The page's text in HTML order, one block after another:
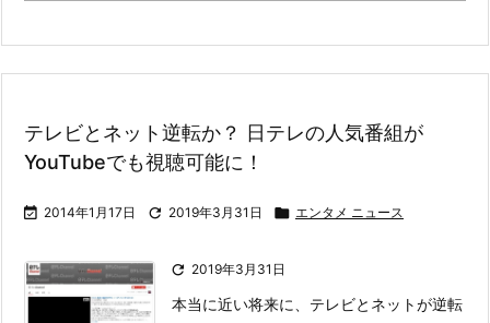
テレビとネット逆転か？ 日テレの人気番組が
YouTubeでも視聴可能に！
 2014年1月17日  2019年3月31日  エンタメ ニュース
 2019年3月31日
本当に近い将来に、テレビとネットが逆転